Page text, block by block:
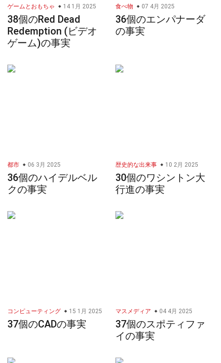
ゲームとおもちゃ 14 1月 2025
38個のRed Dead
Redemption (ビデオ
ゲーム)の事実
食べ物 07 4月 2025
36個のエンパナーダ
の事実
都市 06 3月 2025
36個のハイデルベル
クの事実
歴史的な出来事 10 2月 2025
30個のワシントン大
行進の事実
コンピューティング 15 1月 2025
37個のCADの事実
マスメディア 04 4月 2025
37個のスポティファ
イの事実